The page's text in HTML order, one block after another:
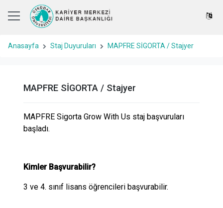
Anasayfa Staj Duyuruları MAPFRE SİGORTA / Stajyer
MAPFRE SİGORTA / Stajyer
MAPFRE Sigorta Grow With Us staj başvuruları
başladı.
Kimler Başvurabilir?
3 ve 4. sınıf lisans öğrencileri başvurabilir.